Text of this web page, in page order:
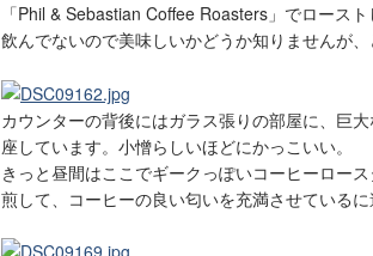
「Phil & Sebastian Coffee Roasters」でロース
飲んでないので美味しいかどうか知りませんが、
カウンターの背後にはガラス張りの部屋に、巨
座しています。小憎らしいほどにかっこいい。
きっと昼間はここでギークっぽいコーヒーロー
煎して、コーヒーの良い匂いを充満させているに